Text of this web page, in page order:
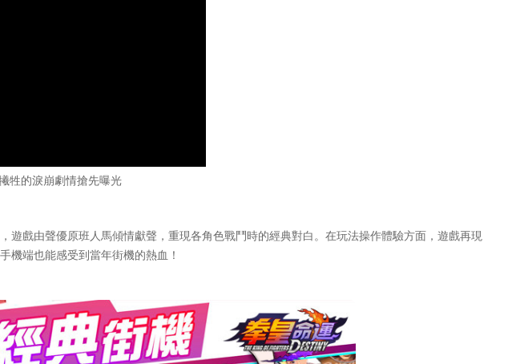
牲的淚崩劇情搶先曝光
戲由聲優原班人馬傾情獻聲，重現各角色戰鬥時的經典對白。在玩法操作體驗方面，遊戲再現
機端也能感受到當年街機的熱血！